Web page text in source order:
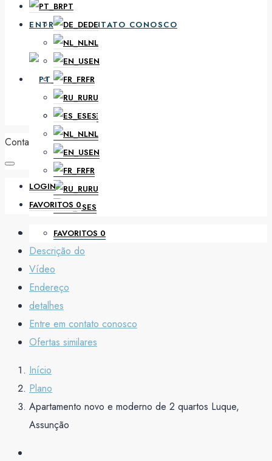
ENTRE EM CONTATO CONOSCO
PT
DE
NL
EN
FR
RU
ES
FAVORITOS 0
PT
DE
NL
EN
FR
RU
ES
Conta
LOGIN
FAVORITOS 0
Descrição do
Vídeo
Endereço
detalhes
Entre em contato conosco
Ofertas similares
Início
Plano
Apartamento novo e moderno de 2 quartos Luque,
Assunção